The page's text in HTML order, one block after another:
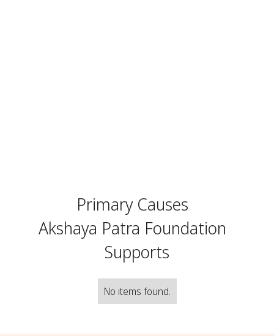
Primary Causes
Akshaya Patra Foundation
Supports
No items found.